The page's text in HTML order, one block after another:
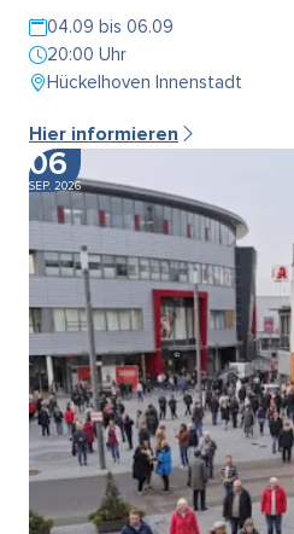
04.09 bis 06.09
20:00 Uhr
Hückelhoven Innenstadt
Hier informieren
06
SEP. 2026